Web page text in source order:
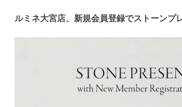
ルミネ大宮店、新規会員登録でストーンプ